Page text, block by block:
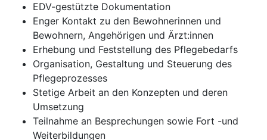
EDV-gestützte Dokumentation
Enger Kontakt zu den Bewohnerinnen und
Bewohnern, Angehörigen und Ärzt:innen
Erhebung und Feststellung des Pflegebedarfs
Organisation, Gestaltung und Steuerung des
Pflegeprozesses
Stetige Arbeit an den Konzepten und deren
Umsetzung
Teilnahme an Besprechungen sowie Fort -und
Weiterbildungen